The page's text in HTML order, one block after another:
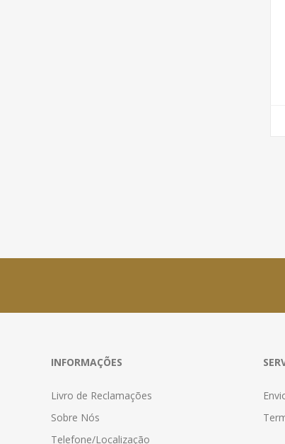
INFORMAÇÕES
Livro de Reclamações
Sobre Nós
Telefone/Localização